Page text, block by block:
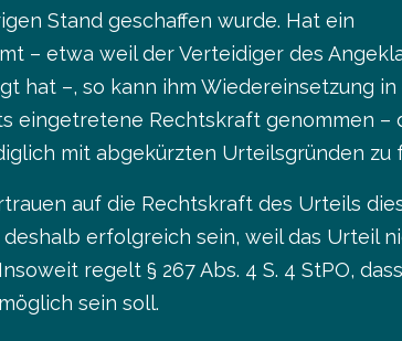
Stand geschaffen wurde. Hat ein
– etwa weil der Verteidiger des
hat –, so kann ihm Wiedereinsetzung
eingetretene Rechtskraft genommen –
mit abgekürzten Urteilsgründen zu
auf die Rechtskraft des Urteils
erfolgreich sein, weil das Urteil
regelt § 267 Abs. 4 S. 4 StPO,
sein soll.